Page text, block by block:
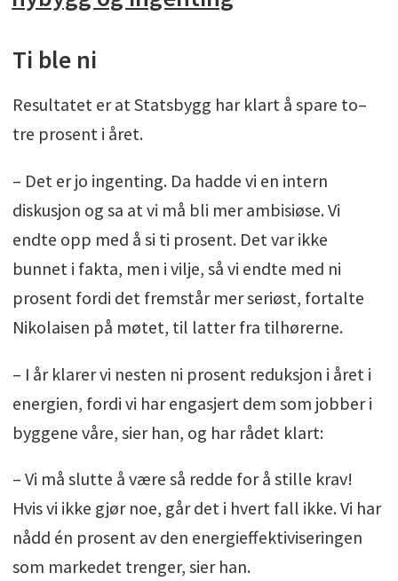
Ti ble ni
Resultatet er at Statsbygg har klart å spare to–
tre prosent i året.
– Det er jo ingenting. Da hadde vi en intern
diskusjon og sa at vi må bli mer ambisiøse. Vi
endte opp med å si ti prosent. Det var ikke
bunnet i fakta, men i vilje, så vi endte med ni
prosent fordi det fremstår mer seriøst, fortalte
Nikolaisen på møtet, til latter fra tilhørerne.
– I år klarer vi nesten ni prosent reduksjon i året i
energien, fordi vi har engasjert dem som jobber i
byggene våre, sier han, og har rådet klart:
– Vi må slutte å være så redde for å stille krav!
Hvis vi ikke gjør noe, går det i hvert fall ikke. Vi har
nådd én prosent av den energieffektiviseringen
som markedet trenger, sier han.